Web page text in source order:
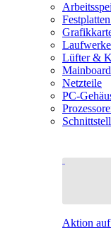
Laufwerke
Lüfter &
Netzteile
PC-
Aktion